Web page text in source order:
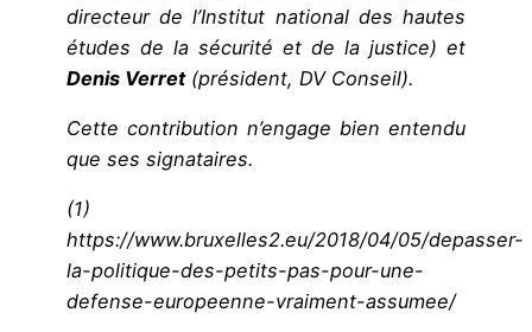
directeur de l’Institut national des hautes
études de la sécurité et de la justice) et
Denis Verret(président, DV Conseil).
Cette contribution n’engage bien entendu
que ses signataires.
(1)
https://www.bruxelles2.eu/2018/04/05/depasser-
la-politique-des-petits-pas-pour-une-
defense-europeenne-vraiment-assumee/